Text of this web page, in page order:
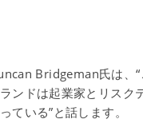
Bridgeman氏は、
ンドは起業家とリスク
ている”と話します。